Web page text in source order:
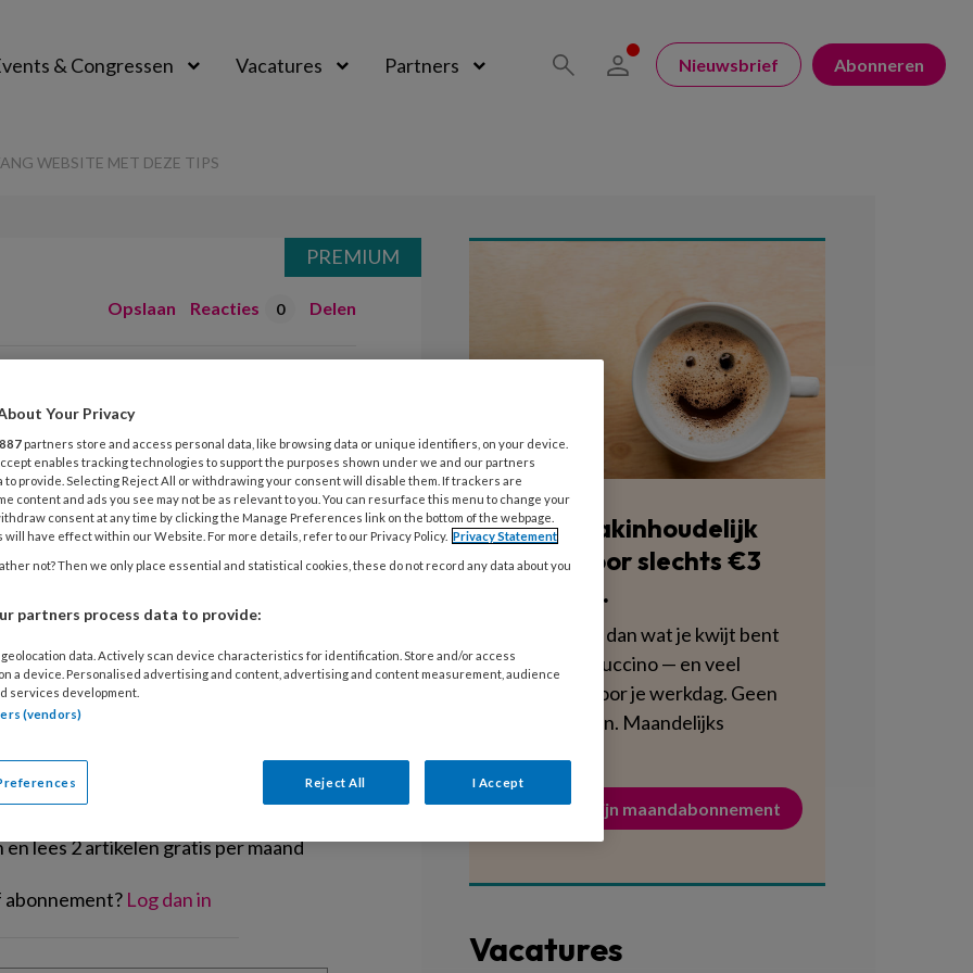
& Congressen Vacatures Partners Nieuwsbrief Abonneren
WEBSITE MET DEZE TIPS
Opslaan Reacties 0 Delen
tips
beginnen zo enthousiast aan een
belangrijke dingen over het
IMKK geeft in Management
lezen?
lees 2 artikelen gratis per maand
Log dan in
PREMIUM
Blijf vakinhoudelijk
scherp voor slechts €3
per week.
Dat is minder dan wat je kwijt bent
aan een cappuccino — en veel
voedzamer voor je werkdag. Geen
verplichtingen. Maandelijks
Activeer mijn maandabonnement
Vacatures
Your Privacy
887 partners store and access personal data, like browsing data or unique identifiers, on your device.
enables tracking technologies to support the purposes shown under we and our partners
to provide. Selecting Reject All or withdrawing your consent will disable them. If trackers are
content and ads you see may not be as relevant to you. You can resurface this menu to change your
consent at any time by clicking the Manage Preferences link on the bottom of the webpage.
will have effect within our Website. For more details, refer to our Privacy Policy. Privacy Statement
not? Then we only place essential and statistical cookies, these do not record any data about you
partners process data to provide:
data. Actively scan device characteristics for identification. Store and/or access
a device. Personalised advertising and content, advertising and content measurement, audience
services development.
(vendors)
Reject All I Accept